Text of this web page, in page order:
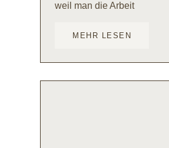
weil man die Arbeit
MEHR LESEN